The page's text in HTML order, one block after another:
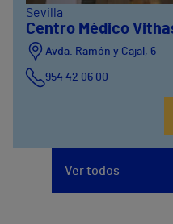
Sevilla
Centro Médico
Avda. Ramón y Cajal, 6
954 42 06 00
Ver todos